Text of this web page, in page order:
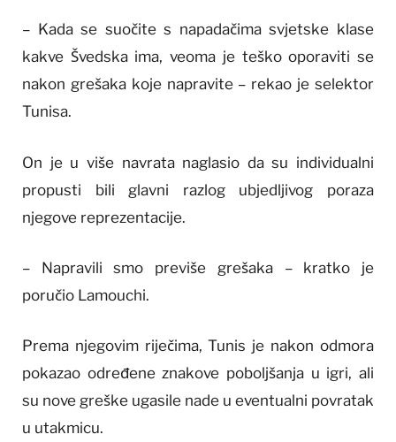
– Kada se suočite s napadačima svjetske klase
kakve Švedska ima, veoma je teško oporaviti se
nakon grešaka koje napravite – rekao je selektor
Tunisa.
On je u više navrata naglasio da su individualni
propusti bili glavni razlog ubjedljivog poraza
njegove reprezentacije.
– Napravili smo previše grešaka – kratko je
poručio Lamouchi.
Prema njegovim riječima, Tunis je nakon odmora
pokazao određene znakove poboljšanja u igri, ali
su nove greške ugasile nade u eventualni povratak
u utakmicu.